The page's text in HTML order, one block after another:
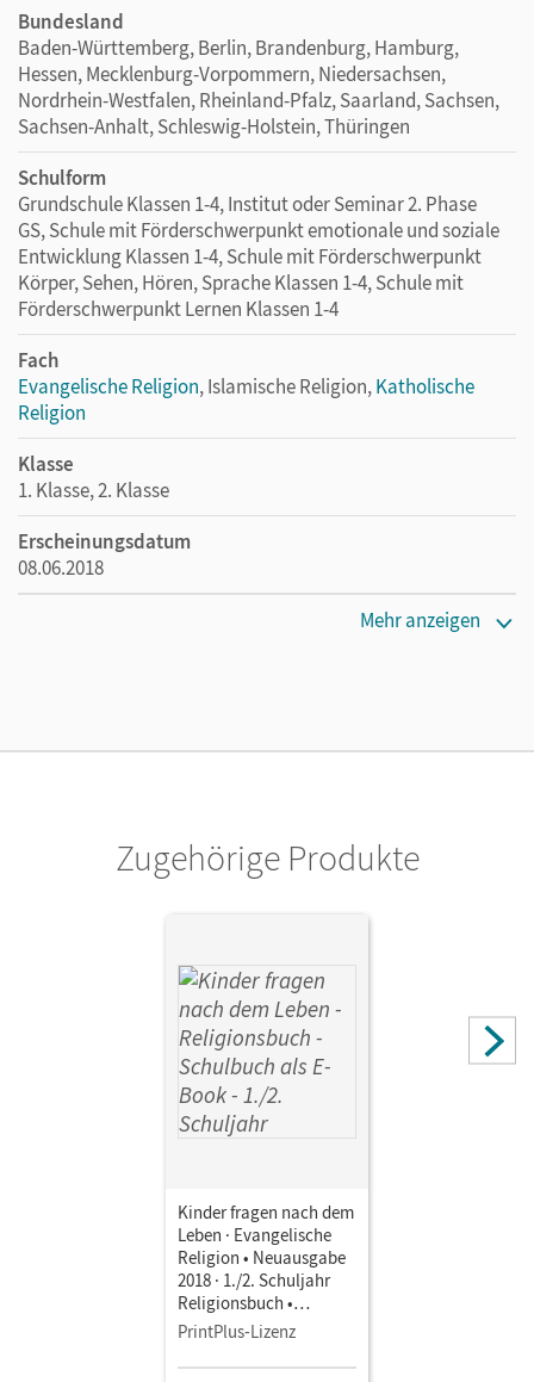
Bundesland
Baden-Württemberg, Berlin, Brandenburg, Hamburg,
Hessen, Mecklenburg-Vorpommern, Niedersachsen,
Nordrhein-Westfalen, Rheinland-Pfalz, Saarland, Sachsen,
Sachsen-Anhalt, Schleswig-Holstein, Thüringen
Schulform
Grundschule Klassen 1-4, Institut oder Seminar 2. Phase
GS, Schule mit Förderschwerpunkt emotionale und soziale
Entwicklung Klassen 1-4, Schule mit Förderschwerpunkt
Körper, Sehen, Hören, Sprache Klassen 1-4, Schule mit
Förderschwerpunkt Lernen Klassen 1-4
Fach
Evangelische Religion, Islamische Religion,Katholische
Religion
Klasse
1. Klasse, 2. Klasse
Erscheinungsdatum
08.06.2018
Mehr anzeigen
Zugehörige Produkte
Kinder fragen nach dem
Leben · Evangelische
Religion • Neuausgabe
2018 · 1./2. Schuljahr
Religionsbuch •
Schulbuch als E-Book
PrintPlus-Lizenz